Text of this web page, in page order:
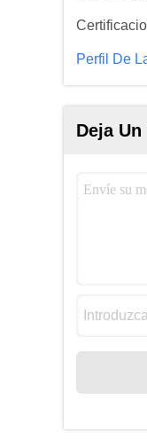
Perfil De
Deja